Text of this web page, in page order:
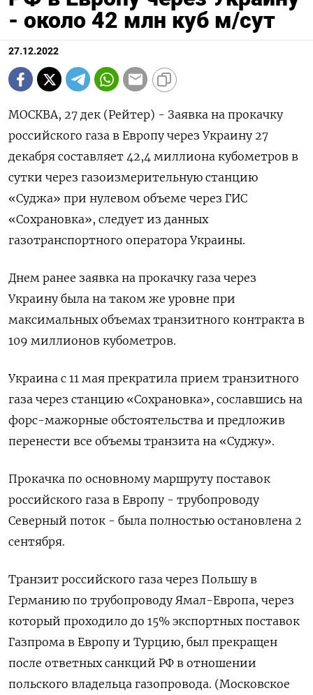
- около 42 млн куб м/сут
27.12.2022
МОСКВА, 27 дек (Рейтер) - Заявка на прокачку
российского газа в Европу через Украину 27
декабря составляет 42,4 миллиона кубометров в
сутки через газоизмерительную станцию
«Суджа» при нулевом объеме через ГИС
«Сохрановка», следует из данных
газотранспортного оператора Украины.
Днем ранее заявка на прокачку газа через
Украину была на таком же уровне при
максимальных объемах транзитного контракта в
109 миллионов кубометров.
Украина с 11 мая прекратила прием транзитного
газа через станцию «Сохрановка», сославшись на
форс-мажорные обстоятельства и предложив
перенести все объемы транзита на «Суджу».
Прокачка по основному маршруту поставок
российского газа в Европу - трубопроводу
Северный поток - была полностью остановлена 2
сентября.
Транзит российского газа через Польшу в
Германию по трубопроводу Ямал-Европа, через
который проходило до 15% экспортных поставок
Газпрома в Европу и Турцию, был прекращен
после ответных санкций РФ в отношении
польского владельца газопровода. (Московское